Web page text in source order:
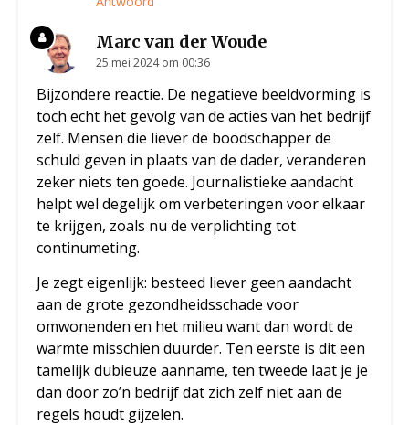
Marc van der Woude
25 mei 2024 om 00:36
Bijzondere reactie. De negatieve beeldvorming is
toch echt het gevolg van de acties van het bedrijf
zelf. Mensen die liever de boodschapper de
schuld geven in plaats van de dader, veranderen
zeker niets ten goede. Journalistieke aandacht
helpt wel degelijk om verbeteringen voor elkaar
te krijgen, zoals nu de verplichting tot
continumeting.
Je zegt eigenlijk: besteed liever geen aandacht
aan de grote gezondheidsschade voor
omwonenden en het milieu want dan wordt de
warmte misschien duurder. Ten eerste is dit een
tamelijk dubieuze aanname, ten tweede laat je je
dan door zo’n bedrijf dat zich zelf niet aan de
regels houdt gijzelen.